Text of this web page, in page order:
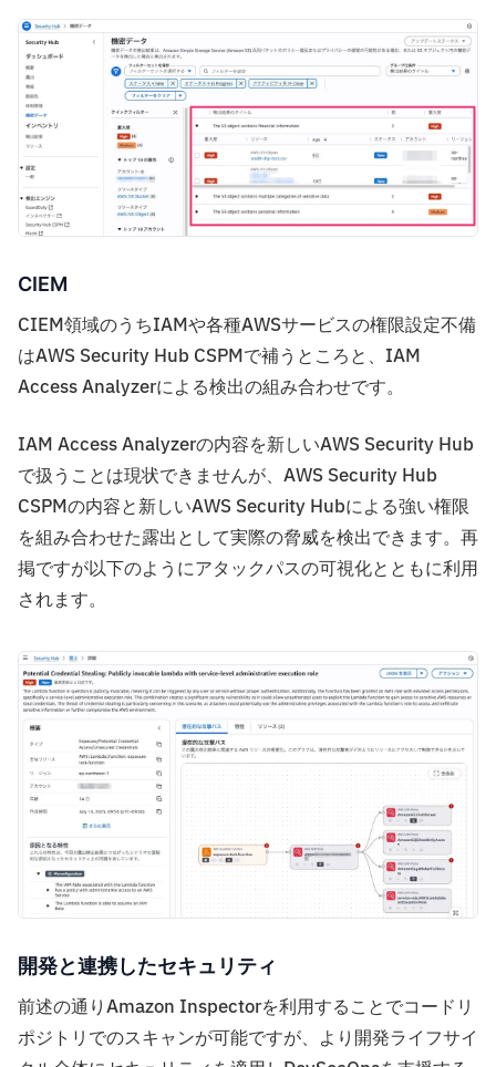
CIEM
CIEM領域のうちIAMや各種AWSサービスの権限設定不備
はAWS Security Hub CSPMで補うところと、IAM
Access Analyzerによる検出の組み合わせです。
IAM Access Analyzerの内容を新しいAWS Security Hub
で扱うことは現状できませんが、AWS Security Hub
CSPMの内容と新しいAWS Security Hubによる強い権限
を組み合わせた露出として実際の脅威を検出できます。再
掲ですが以下のようにアタックパスの可視化とともに利用
されます。
開発と連携したセキュリティ
前述の通りAmazon Inspectorを利用することでコードリ
ポジトリでのスキャンが可能ですが、より開発ライフサイ